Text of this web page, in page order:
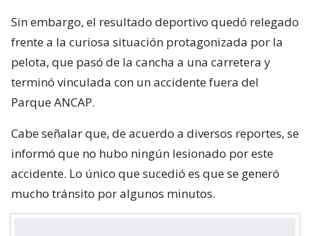
Sin embargo, el resultado deportivo quedó relegado
frente a la curiosa situación protagonizada por la
pelota, que pasó de la cancha a una carretera y
terminó vinculada con un accidente fuera del
Parque ANCAP.
Cabe señalar que, de acuerdo a diversos reportes, se
informó que no hubo ningún lesionado por este
accidente. Lo único que sucedió es que se generó
mucho tránsito por algunos minutos.